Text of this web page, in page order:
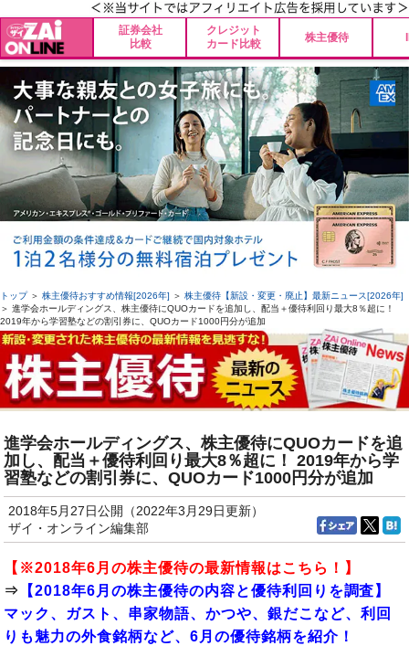
証券会社
比較
クレジット
カード比較
株主優待
トップ＞ 株主優待おすすめ情報[2026年] ＞ 株主優待【新設・変更・廃止】最新ニュース[2026年]
＞ 進学会ホールディングス、株主優待にQUOカードを追加し、配当＋優待利回り最大8％超に！
2019年から学習塾などの割引券に、QUOカード1000円分が追加
進学会ホールディングス、株主優待にQUOカードを追
加し、配当＋優待利回り最大8％超に！ 2019年から学
習塾などの割引券に、QUOカード1000円分が追加
2018年5月27日公開（2022年3月29日更新）
ザイ・オンライン編集部
【※2018年6月の株主優待の最新情報はこちら！】
⇒ 【2018年6月の株主優待の内容と優待利回りを調査】
マック、ガスト、串家物語、かつや、銀だこなど、利回
りも魅力の外食銘柄など、6月の優待銘柄を紹介！